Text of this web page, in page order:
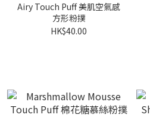
Airy Touch Puff 美肌空氣感
方形粉撲
HK$40.00